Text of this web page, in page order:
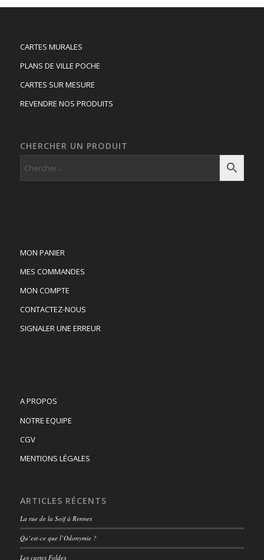
CARTES MURALES
PLANS DE VILLE POCHE
CARTES SUR MESURE
REVENDRE NOS PRODUITS
CHERCHER UN PRODUIT
MON PANIER
MES COMMANDES
MON COMPTE
CONTACTEZ-NOUS
SIGNALER UNE ERREUR
A PROPOS
NOTRE EQUIPE
CGV
MENTIONS LÉGALES
ARTICLES RÉCENTS
La rue de la Soif à Rennes
Qu’est-ce que l’Odonymie ?
Les cartes Foldex